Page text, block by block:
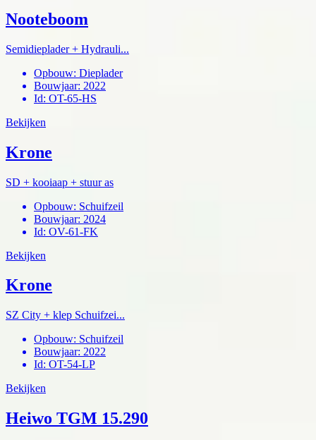
Nooteboom
Semidieplader + Hydrauli...
Opbouw: Dieplader
Bouwjaar: 2022
Id: OT-65-HS
Bekijken
Krone
SD + kooiaap + stuur as
Opbouw: Schuifzeil
Bouwjaar: 2024
Id: OV-61-FK
Bekijken
Krone
SZ City + klep Schuifzei...
Opbouw: Schuifzeil
Bouwjaar: 2022
Id: OT-54-LP
Bekijken
Heiwo TGM 15.290